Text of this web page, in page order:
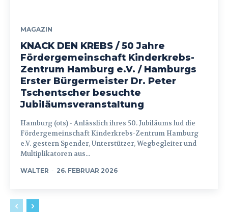
MAGAZIN
KNACK DEN KREBS / 50 Jahre
Fördergemeinschaft Kinderkrebs-
Zentrum Hamburg e.V. / Hamburgs
Erster Bürgermeister Dr. Peter
Tschentscher besuchte
Jubiläumsveranstaltung
Hamburg (ots) - Anlässlich ihres 50. Jubiläums lud die
Fördergemeinschaft Kinderkrebs-Zentrum Hamburg
e.V. gestern Spender, Unterstützer, Wegbegleiter und
Multiplikatoren aus...
WALTER - 26. FEBRUAR 2026